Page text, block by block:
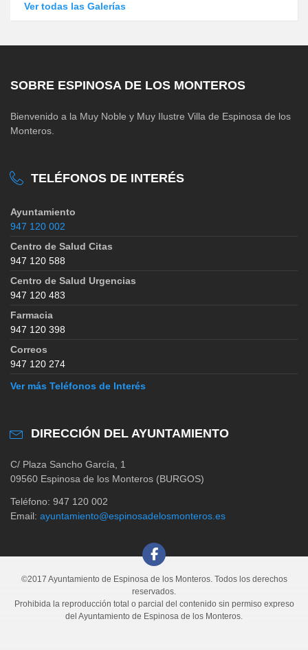
Ver todas las Galerías
SOBRE ESPINOSA DE LOS MONTEROS
Bienvenido a la Muy Noble y Muy Ilustre Villa de Espinosa de los
Monteros.
TELÉFONOS DE INTERÉS
Ayuntamiento
947 120 002
Centro de Salud Citas
947 120 588
Centro de Salud Urgencias
947 120 483
Farmacia
947 120 398
Correos
947 120 274
Ver más Teléfonos de Interés
DIRECCIÓN DEL AYUNTAMIENTO
C/ Plaza Sancho García, 1
09560 Espinosa de los Monteros (BURGOS)
Teléfono: 947 120 002
Email: ayuntamiento@espinosadelosmonteros.es
©2017 Ayuntamiento de Espinosa de los Monteros. Todos los derechos
reservados.
Prohibida la reproducción total o parcial del contenido sin permiso expreso
del Ayuntamiento de Espinosa de los Monteros.